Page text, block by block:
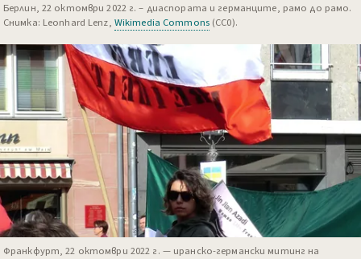
Берлин, 22 октомври 2022 г. – диаспората и германците, рамо до рамо.
Снимка: Leonhard Lenz, Wikimedia Commons (CC0).
Франкфурт, 22 октомври 2022 г. — иранско-германски митинг на